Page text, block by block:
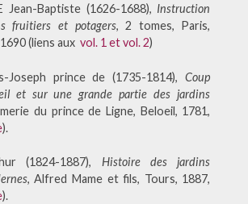
Jean-Baptiste (1626-1688), Instruction
fruitiers et potagers, 2 tomes, Paris,
(liens aux vol. 1 et vol. 2)
Joseph prince de (1735-1814),Coup
et sur une grande partie des jardins
du prince de Ligne, Beloeil, 1781,
).
(1824-1887), Histoire des jardins
, Alfred Mame et fils, Tours, 1887,
).